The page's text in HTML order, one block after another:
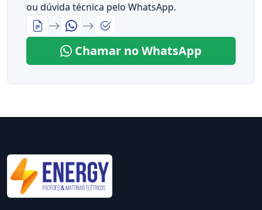
ou dúvida técnica pelo WhatsApp.
Chamar no WhatsApp